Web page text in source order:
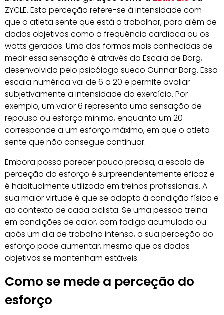
ZYCLE. Esta perceção refere-se à intensidade com
que o atleta sente que está a trabalhar, para além de
dados objetivos como a frequência cardíaca ou os
watts gerados. Uma das formas mais conhecidas de
medir essa sensação é através da Escala de Borg,
desenvolvida pelo psicólogo sueco Gunnar Borg. Essa
escala numérica vai de 6 a 20 e permite avaliar
subjetivamente a intensidade do exercício. Por
exemplo, um valor 6 representa uma sensação de
repouso ou esforço mínimo, enquanto um 20
corresponde a um esforço máximo, em que o atleta
sente que não consegue continuar.
Embora possa parecer pouco precisa, a escala de
perceção do esforço é surpreendentemente eficaz e
é habitualmente utilizada em treinos profissionais. A
sua maior virtude é que se adapta à condição física e
ao contexto de cada ciclista. Se uma pessoa treina
em condições de calor, com fadiga acumulada ou
após um dia de trabalho intenso, a sua perceção do
esforço pode aumentar, mesmo que os dados
objetivos se mantenham estáveis.
Como se mede a perceção do
esforço